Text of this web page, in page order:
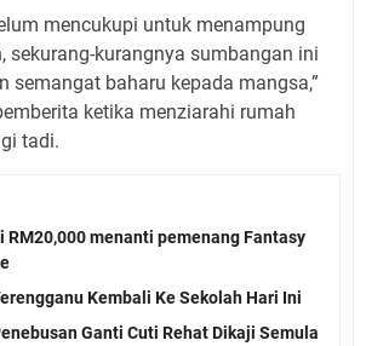
mencukupi untuk menampung
sekurang-kurangnya sumbangan ini
semangat baharu kepada mangsa,”
ketika menziarahi rumah
tadi.
RM20,000 menanti pemenang Fantasy
Kembali Ke Sekolah Hari Ini
Ganti Cuti Rehat Dikaji Semula